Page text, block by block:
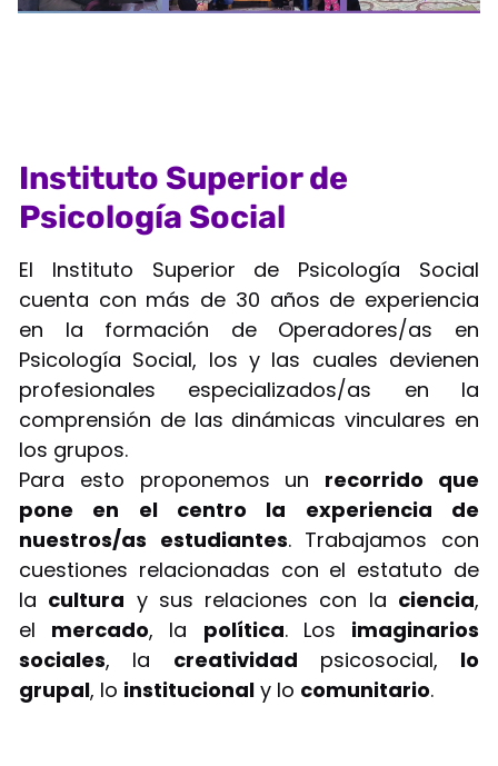
Instituto Superior de
Psicología Social
El Instituto Superior de Psicología Social
cuenta con más de 30 años de experiencia
en la formación de Operadores/as en
Psicología Social, los y las cuales devienen
profesionales especializados/as en la
comprensión de las dinámicas vinculares en
los grupos.
Para esto proponemos un recorrido que
pone en el centro la experiencia de
nuestros/as estudiantes. Trabajamos con
cuestiones relacionadas con el estatuto de
la cultura y sus relaciones con la ciencia,
el mercado, la política. Los imaginarios
sociales, la creatividad psicosocial, lo
grupal, lo institucional y lo comunitario.